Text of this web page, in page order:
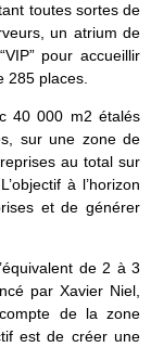
toutes sortes de
un atrium de
pour accueillir
285 places.
40 000 m2 étalés
sur une zone de
au total sur
à l’horizon
et de générer
de 2 à 3
par Xavier Niel,
de la zone
est de créer une